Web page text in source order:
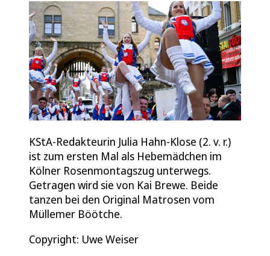
KStA-Redakteurin Julia Hahn-Klose (2. v. r.)
ist zum ersten Mal als Hebemädchen im
Kölner Rosenmontagszug unterwegs.
Getragen wird sie von Kai Brewe. Beide
tanzen bei den Original Matrosen vom
Müllemer Böötche.
Copyright: Uwe Weiser